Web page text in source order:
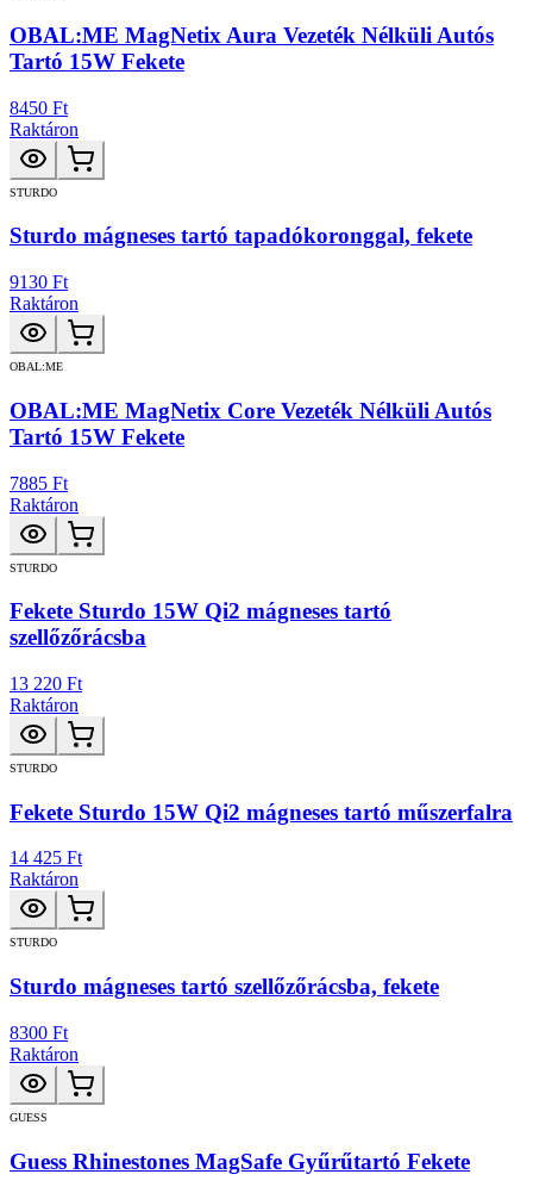
OBAL:ME MagNetix Aura Vezeték Nélküli Autós
Tartó 15W Fekete
8450 Ft
Raktáron
STURDO
Sturdo mágneses tartó tapadókoronggal, fekete
9130 Ft
Raktáron
OBAL:ME
OBAL:ME MagNetix Core Vezeték Nélküli Autós
Tartó 15W Fekete
7885 Ft
Raktáron
STURDO
Fekete Sturdo 15W Qi2 mágneses tartó
szellőzőrácsba
13 220 Ft
Raktáron
STURDO
Fekete Sturdo 15W Qi2 mágneses tartó műszerfalra
14 425 Ft
Raktáron
STURDO
Sturdo mágneses tartó szellőzőrácsba, fekete
8300 Ft
Raktáron
GUESS
Guess Rhinestones MagSafe Gyűrűtartó Fekete